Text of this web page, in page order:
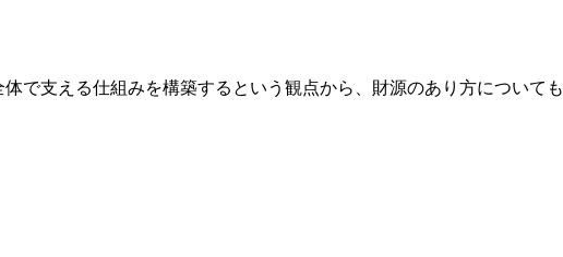
で支える仕組みを構築するという観点から、財源のあり方についても